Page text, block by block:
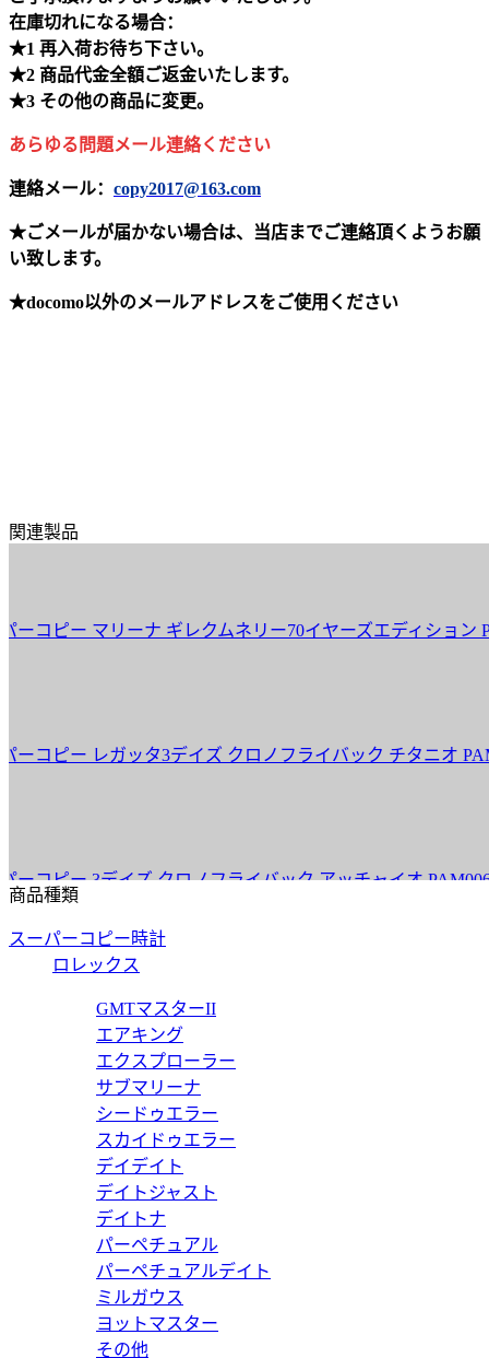
在庫切れになる場合：
★1 再入荷お待ち下さい。
★2 商品代金全額ご返金いたします。
★3 その他の商品に変更。
あらゆる問題メール連絡ください
連絡メール： copy2017@163.com
★ごメールが届かない場合は、当店までご連絡頂くようお願
い致します。
★docomo以外のメールアドレスをご使用ください
関連製品
ピー マリーナ ギレクムネリー70イヤーズエディション
ピー レガッタ3デイズ クロノフライバック チタニオ
ピー 3デイズ クロノフライバック アッチャイオ PAM00654
ピー 3デイズオートマティックアッチャイオ PAM01523 【
ピー マリーナ 3デイズ PAM01312 【2020年新作】
ピー 3デイズ ＧＭＴ オートマチック チェラミカ PAM01441
商品種類
スーパーコピー時計
ロレックス
GMTマスターII
エアキング
エクスプローラー
サブマリーナ
シードゥエラー
スカイドゥエラー
デイデイト
デイトジャスト
デイトナ
パーペチュアル
パーペチュアルデイト
ミルガウス
ヨットマスター
その他